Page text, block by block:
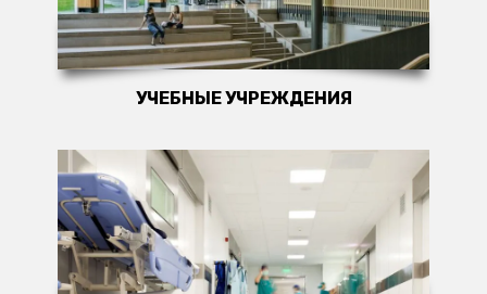
УЧЕБНЫЕ УЧРЕЖДЕНИЯ